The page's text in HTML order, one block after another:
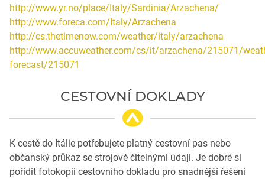
http://www.yr.no/place/Italy/Sardinia/Arzachena/
http://www.foreca.com/Italy/Arzachena
http://cs.thetimenow.com/weather/italy/arzachena
http://www.accuweather.com/cs/it/arzachena/215071/
forecast/215071
CESTOVNÍ DOKLADY
K cestě do Itálie potřebujete platný cestovní pas nebo
občanský průkaz se strojově čitelnými údaji. Je dobré si
pořídit fotokopii cestovního dokladu pro snadnější řešení